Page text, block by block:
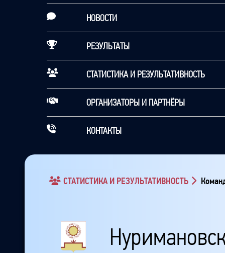
НОВОСТИ
РЕЗУЛЬТАТЫ
СТАТИСТИКА И РЕЗУЛЬТАТИВНОСТЬ
ОРГАНИЗАТОРЫ И ПАРТНЁРЫ
КОНТАКТЫ
СТАТИСТИКА И РЕЗУЛЬТАТИВНОСТЬ